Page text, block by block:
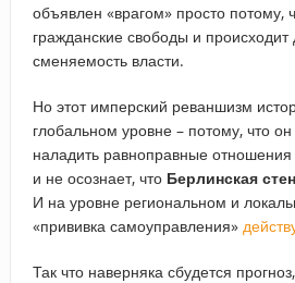
объявлен «врагом» просто потому,
гражданские свободы и происходит
сменяемость власти.
Но этот имперский реваншизм
глобальном уровне – потому, что
наладить равноправные
и не осознает, что Берлинская
И на уровне региональном и
«прививка самоуправления»
Так что наверняка сбудется